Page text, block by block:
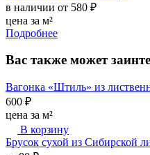
в наличии от 580 ₽
цена за м²
Подробнее
Вас также может
Вагонка «Штиль» из
600 ₽
цена за м²
В корзину
Брусок сухой из Сибирской